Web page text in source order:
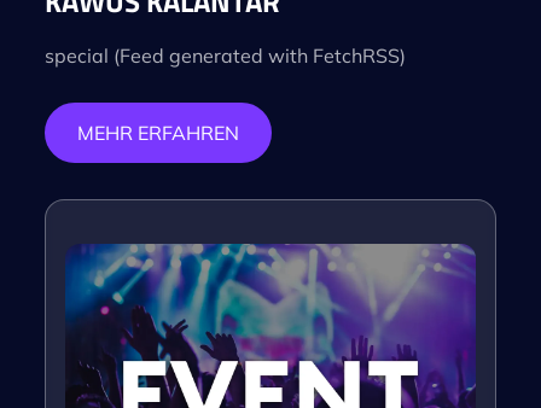
special (Feed generated with FetchRSS)
MEHR ERFAHREN